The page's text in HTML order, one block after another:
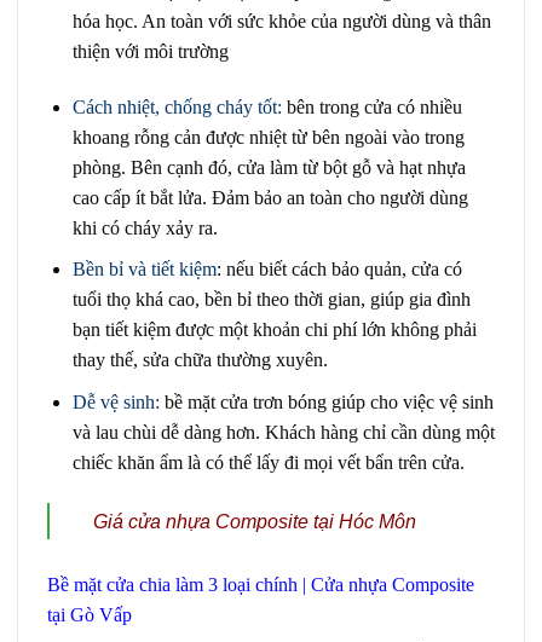
hóa học. An toàn với sức khỏe của người dùng và thân
thiện với môi trường
Cách nhiệt, chống cháy tốt: bên trong cửa có nhiều
khoang rỗng cản được nhiệt từ bên ngoài vào trong
phòng. Bên cạnh đó, cửa làm từ bột gỗ và hạt nhựa
cao cấp ít bắt lửa. Đảm bảo an toàn cho người dùng
khi có cháy xảy ra.
Bền bỉ và tiết kiệm: nếu biết cách bảo quản, cửa có
tuổi thọ khá cao, bền bỉ theo thời gian, giúp gia đình
bạn tiết kiệm được một khoản chi phí lớn không phải
thay thế, sửa chữa thường xuyên.
Dễ vệ sinh: bề mặt cửa trơn bóng giúp cho việc vệ sinh
và lau chùi dễ dàng hơn. Khách hàng chỉ cần dùng một
chiếc khăn ẩm là có thể lấy đi mọi vết bẩn trên cửa.
Giá cửa nhựa Composite tại Hóc Môn
Bề mặt cửa chia làm 3 loại chính | Cửa nhựa Composite
tại Gò Vấp